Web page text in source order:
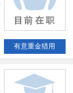
有意重金猎用